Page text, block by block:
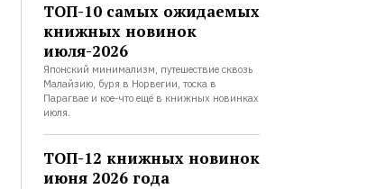
ТОП-10 самых ожидаемых
книжных новинок
июля-2026
Японский минимализм, путешествие сквозь
Малайзию, буря в Норвегии, тоска в
Парагвае и кое-что ещё в книжных новинках
июля.
ТОП-12 книжных новинок
июня 2026 года